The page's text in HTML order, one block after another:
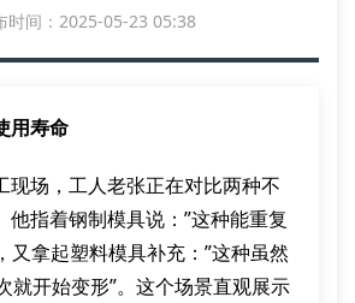
时间：2025-05-23 05:38
用寿命
现场，工人老张正在对比两种不
他指着钢制模具说：”这种能重复
又拿起塑料模具补充：”这种虽然
就开始变形”。这个场景直观展示